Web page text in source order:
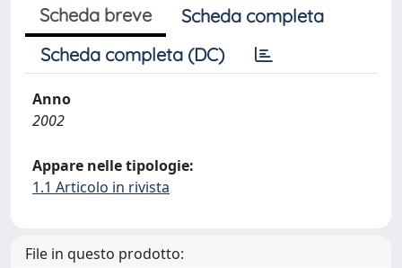
Scheda breve
Scheda completa
Scheda completa (DC)
Anno
2002
Appare nelle tipologie:
1.1 Articolo in rivista
File in questo prodotto: